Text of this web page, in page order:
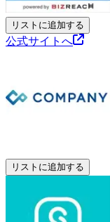
リストに追加する
公式サイトへ
リストに追加する